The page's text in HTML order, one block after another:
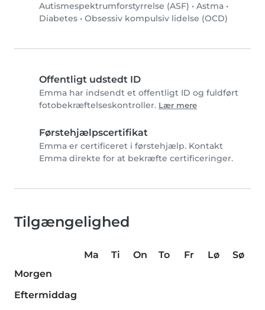
Autismespektrumforstyrrelse (ASF) • Astma •
Diabetes • Obsessiv kompulsiv lidelse (OCD)
Offentligt udstedt ID
Emma har indsendt et offentligt ID og fuldført
fotobekræftelseskontroller. Lær mere
Førstehjælpscertifikat
Emma er certificeret i førstehjælp. Kontakt
Emma direkte for at bekræfte certificeringer.
Tilgængelighed
Ma Ti On To Fr Lø
Sø
Morgen
Eftermiddag